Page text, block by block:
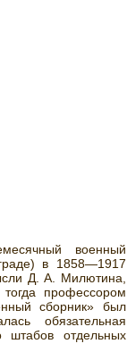
военный
в 1858—1917
Д. А. Милютина,
профессором
сборник» был
обязательная
штабов отдельных